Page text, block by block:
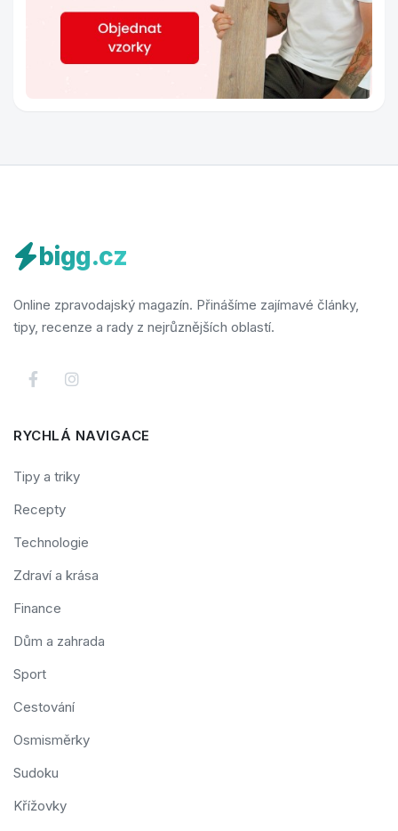
bigg.cz
Online zpravodajský magazín. Přinášíme zajímavé články,
tipy, recenze a rady z nejrůznějších oblastí.
RYCHLÁ NAVIGACE
Tipy a triky
Recepty
Technologie
Zdraví a krása
Finance
Dům a zahrada
Sport
Cestování
Osmisměrky
Sudoku
Křížovky